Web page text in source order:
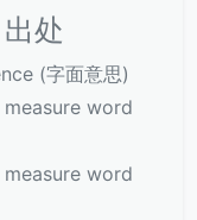
处
(字面意思)
word
word